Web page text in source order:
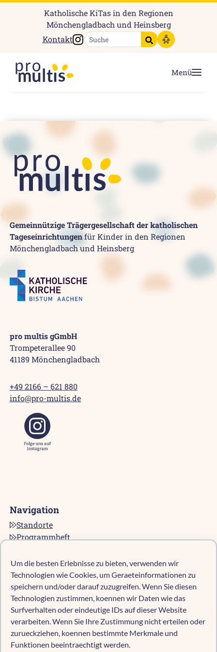
Um die besten Erlebnisse zu bieten, verwenden wir
Technologien wie Cookies, um Geraeteinformationen zu
speichern und/oder darauf zuzugreifen. Wenn Sie diesen
Technologien zustimmen, koennen wir Daten wie das
Surfverhalten oder eindeutige IDs auf dieser Website
verarbeiten. Wenn Sie Ihre Zustimmung nicht erteilen oder
zurueckziehen, koennen bestimmte Merkmale und
Funktionen beeintraechtigt werden.
Katholische KiTas in den Regionen
Mönchengladbach und Heinsberg
Kontakt
Instagram
Suche starten
Menü
Gemeinnützige Trägergesellschaft der katholischen
Tageseinrichtungenfür Kinder in den Regionen
Mönchengladbach und Heinsberg
pro multis gGmbH
Trompeterallee 90
41189 Mönchengladbach
+49 2166 – 621 880
info@pro-multis.de
Navigation
Standorte
Programmheft
Karriere bei pro multis
Impressum
Datenschutz
Cookie-Richtlinie (EU)
Kind anmelden